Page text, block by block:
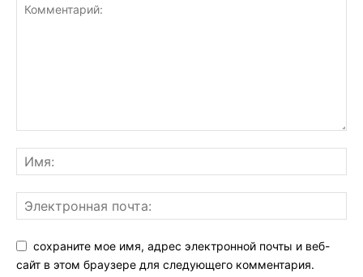
сохраните мое имя, адрес электронной почты и веб-
сайт в этом браузере для следующего комментария.